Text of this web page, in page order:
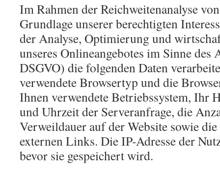
Im Rahmen der Reichweitenanalyse
Grundlage unserer berechtigten
der Analyse, Optimierung und
unseres Onlineangebotes im Sinne
DSGVO) die folgenden Daten
verwendete Browsertyp und die
Ihnen verwendete Betriebssystem, Ihr
und Uhrzeit der Serveranfrage, die
Verweildauer auf der Website sowie
externen Links. Die IP-Adresse der
bevor sie gespeichert wird.